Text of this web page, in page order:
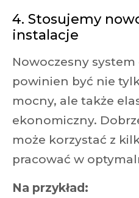
4. Stosujemy
instalacje
Nowoczesny
powinien być nie
mocny, ale także
ekonomiczny.
może korzystać z
pracować w
Na przykład: